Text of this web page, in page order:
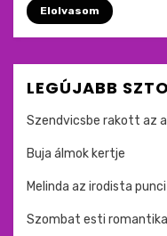
Elolvasom
LEGÚJABB
Szendvicsbe rakott az
Buja álmok kertje
Melinda az irodista punci
Szombat esti romantika